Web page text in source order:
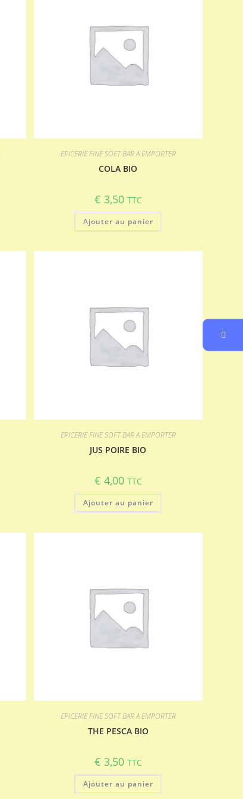
EPICERIE FINE SOFT BAR A EMPORTER
COLA BIO
€ 3,50 TTC
Ajouter au panier
EPICERIE FINE SOFT BAR A EMPORTER
JUS POIRE BIO
€ 4,00 TTC
Ajouter au panier
EPICERIE FINE SOFT BAR A EMPORTER
THE PESCA BIO
€ 3,50 TTC
Ajouter au panier